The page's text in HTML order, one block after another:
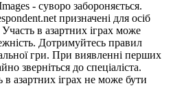
- суворо забороняється.
призначені для осіб
в азартних іграх може
Дотримуйтесь правил
гри. При виявленні перших
зверніться до спеціаліста.
азартних іграх не може бути